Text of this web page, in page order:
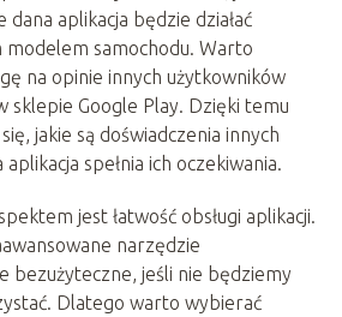
aplikacja będzie działać
samochodu. Warto
na opinie innych użytkowników
sklepie Google Play. Dzięki temu
jakie są doświadczenia innych
spełnia ich oczekiwania.
jest łatwość obsługi aplikacji.
narzędzie
bezużyteczne, jeśli nie będziemy
Dlatego warto wybierać